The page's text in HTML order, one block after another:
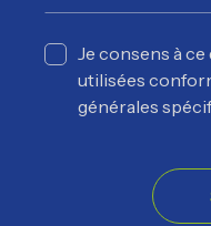
Je consens à
utilisées
générales